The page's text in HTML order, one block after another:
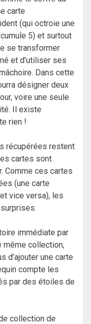
carte
(qui octroie une
5) et surtout
se transformer
et d’utiliser ses
Dans cette
désigner deux
voire une seule
Il existe
rien !
récupérées restent
cartes sont
Comme ces cartes
(une carte
vice versa), les
immédiate par
même collection,
d’ajouter une carte
compte les
par des étoiles de
collection de